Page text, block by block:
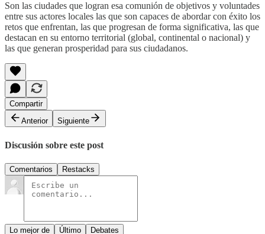
Son las ciudades que logran esa comunión de objetivos y voluntades
entre sus actores locales las que son capaces de abordar con éxito los
retos que enfrentan, las que progresan de forma significativa, las que
destacan en su entorno territorial (global, continental o nacional) y
las que generan prosperidad para sus ciudadanos.
Compartir
Anterior
Siguiente
Discusión sobre este post
Comentarios Restacks
Lo mejor de Último Debates